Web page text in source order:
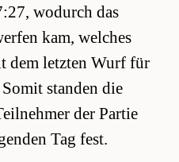
wodurch das
kam, welches
dem letzten Wurf für
standen die
der Partie
Tag fest.